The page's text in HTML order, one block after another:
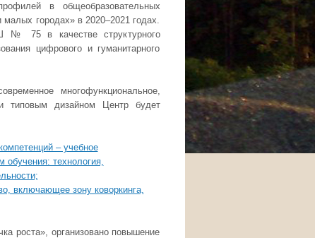
в общеобразовательных
городах» в 2020–2021 годах.
75 в качестве структурного
цифрового и гуманитарного
многофункциональное,
типовым дизайном Центр будет
– учебное
обучения: технология,
включающее зону коворкинга,
роста», организовано повышение